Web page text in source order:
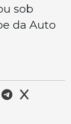
sob
da Auto